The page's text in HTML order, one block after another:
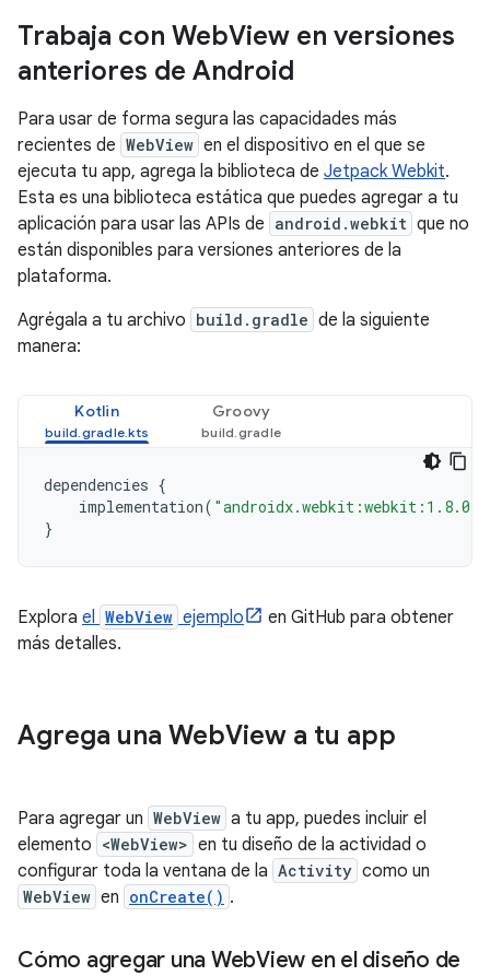
Trabaja con WebView en versiones
anteriores de Android
Para usar de forma segura las capacidades más
recientes de WebView en el dispositivo en el que se
ejecuta tu app, agrega la biblioteca de Jetpack Webkit.
Esta es una biblioteca estática que puedes agregar a tu
aplicación para usar las APIs de android.webkit que no
están disponibles para versiones anteriores de la
plataforma.
Agrégala a tu archivo build.gradle de la siguiente
manera:
Kotlin Groovy
dependencies {
implementation( "androidx.webkit:webkit:1.8.0"
}
Explora el WebView ejemplo
en GitHub para obtener
más detalles.
Agrega una WebView a tu app
Para agregar un WebView a tu app, puedes incluir el
elemento <WebView> en tu diseño de la actividad o
configurar toda la ventana de la Activity como un
WebView en onCreate() .
Cómo agregar una WebView en el diseño de